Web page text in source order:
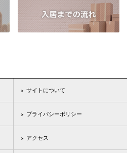
サイトについて
プライバシーポリシー
アクセス